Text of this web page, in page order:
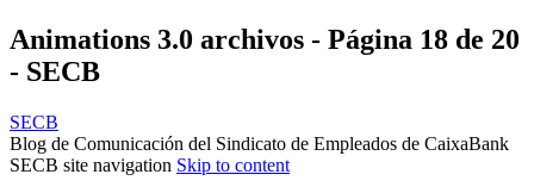
Animations 3.0 archivos - Página 18 de 20
- SECB
SECB
Blog de Comunicación del Sindicato de Empleados de CaixaBank
SECB site navigation Skip to content